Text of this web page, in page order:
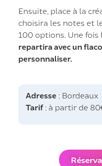
Ensuite, place à la
choisira les notes et
100 options. Une
repartira avec un
personnaliser.
Adresse : Bordeaux
Tarif: à partir de